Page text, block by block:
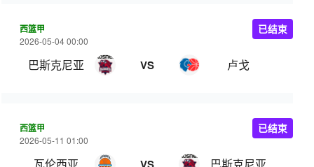
西篮甲
2026-05-04 00:00
巴斯克尼亚 VS 卢戈
已结束
西篮甲
2026-05-11 01:00
已结束